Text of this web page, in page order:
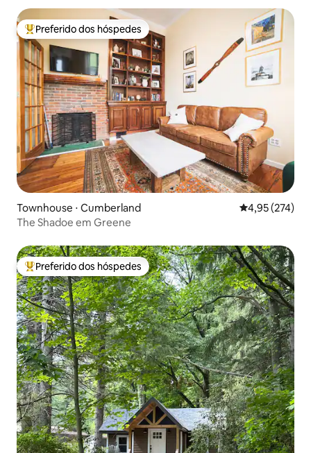
Entre os melhores preferidos dos hóspedes
Preferido dos hóspedes
Townhouse ⋅ Cumberland 4,95 de uma
4,95 (274)
The Shadoe em Greene
Entre os melhores preferidos dos hóspedes
Preferido dos hóspedes